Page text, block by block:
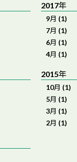
2017年
9月 (1)
7月 (1)
6月 (1)
4月 (1)
2015年
10月 (1)
5月 (1)
3月 (1)
2月 (1)